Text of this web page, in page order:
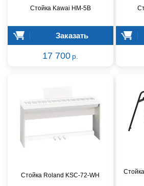
Стойка Kawai HM-5B
Заказать
17 700 р.
Стойка Roland KSC-72-WH